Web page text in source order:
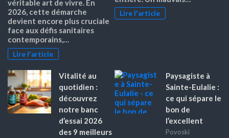
véritable art de vivre. En
2026, cette démarche
devient encore plus cruciale
face aux défis sanitaires
contemporains,…
Lire l'article
Lire l'article
Vitalité au
quotidien :
découvrez
notre banc
d’essai 2026
des 9 meilleurs
Paysagiste à
Sainte-Eulalie :
ce qui sépare le
bon de
l’excellent
Povoski